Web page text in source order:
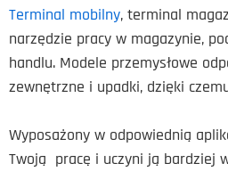
Terminal mobilny, terminal
narzędzie pracy w magazynie,
handlu. Modele przemysłowe
zewnętrzne i upadki, dzięki
Wyposażony w odpowiednią
Twoją pracę i uczyni ją bardziej